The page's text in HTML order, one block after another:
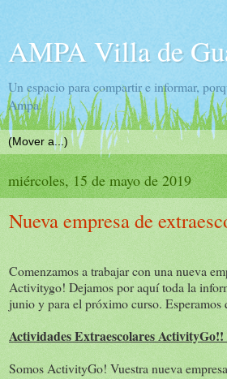
AMPA Villa de
Un espacio para compartir e informar,
Ampa.
miércoles, 15 de mayo de 2019
Nueva empresa de
Comenzamos a trabajar con una nueva
Activitygo! Dejamos por aquí toda la
junio y para el próximo curso. Esperamos
Actividades Extraescolares ActivityGo!!
Somos ActivityGo! Vuestra nueva